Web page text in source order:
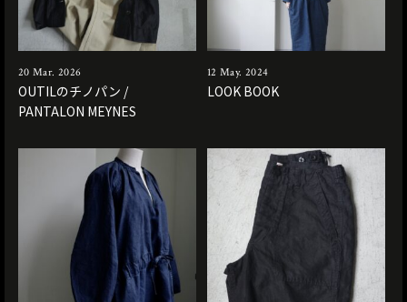
20 Mar. 2026
OUTILのチノパン /
PANTALON MEYNES
12 May. 2024
LOOK BOOK